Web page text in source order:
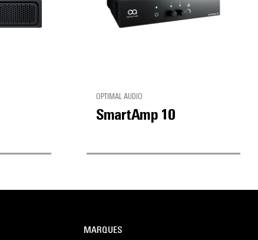
OPTIMAL AUDIO
SmartAmp 10
MARQUES